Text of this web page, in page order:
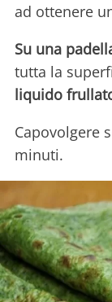
ad ottenere
Su una
tutta la
liquido
Capovolgere
minuti.